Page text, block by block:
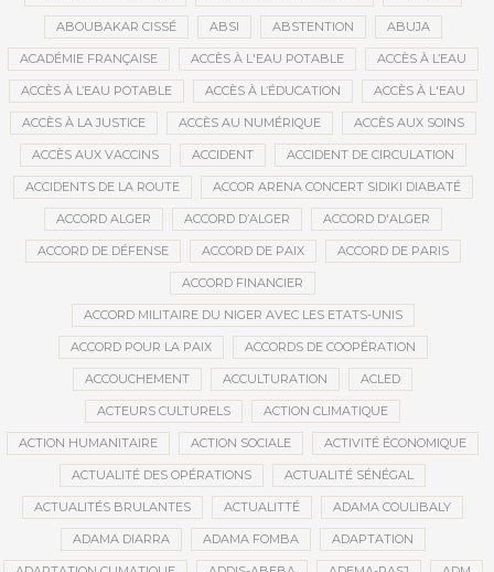
ABOUBAKAR CISSÉ ABSI ABSTENTION ABUJA
ACADÉMIE FRANÇAISE ACCÈS À L'EAU POTABLE ACCÈS À L’EAU
ACCÈS À L’EAU POTABLE ACCÈS À L’ÉDUCATION ACCÈS À L'EAU
ACCÈS À LA JUSTICE ACCÈS AU NUMÉRIQUE ACCÈS AUX SOINS
ACCÈS AUX VACCINS ACCIDENT ACCIDENT DE CIRCULATION
ACCIDENTS DE LA ROUTE ACCOR ARENA CONCERT SIDIKI DIABATÉ
ACCORD ALGER ACCORD D’ALGER ACCORD D'ALGER
ACCORD DE DÉFENSE ACCORD DE PAIX ACCORD DE PARIS
ACCORD FINANCIER
ACCORD MILITAIRE DU NIGER AVEC LES ETATS-UNIS
ACCORD POUR LA PAIX ACCORDS DE COOPÉRATION
ACCOUCHEMENT ACCULTURATION ACLED
ACTEURS CULTURELS ACTION CLIMATIQUE
ACTION HUMANITAIRE ACTION SOCIALE ACTIVITÉ ÉCONOMIQUE
ACTUALITÉ DES OPÉRATIONS ACTUALITÉ SÉNÉGAL
ACTUALITÉS BRULANTES ACTUALITTÉ ADAMA COULIBALY
ADAMA DIARRA ADAMA FOMBA ADAPTATION